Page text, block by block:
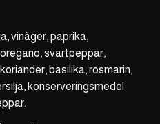
vinäger, paprika,
svartpeppar,
basilika, rosmarin,
konserveringsmedel